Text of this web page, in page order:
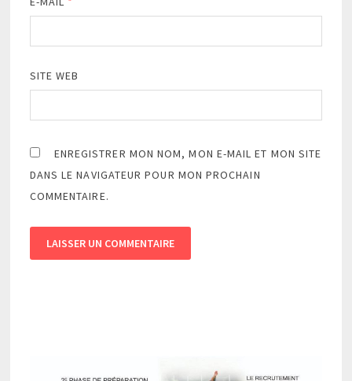
SITE WEB
ENREGISTRER MON NOM, MON E-MAIL ET MON SITE
DANS LE NAVIGATEUR POUR MON PROCHAIN
COMMENTAIRE.